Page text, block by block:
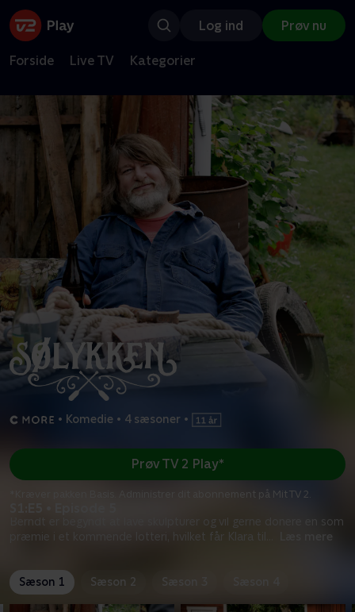
Log ind Prøv nu
Forside Live TV Kategorier
• Komedie • 4 sæsoner •
Berndt er begyndt at lave skulpturer og vil gerne donere en som
præmie i et kommende lotteri, hvilket får Klara til
Læs mere
Prøv TV 2 Play*
*Kræver pakken Basis. Administrer dit abonnement på Mit TV 2.
Sæson 1 Sæson 2 Sæson 3